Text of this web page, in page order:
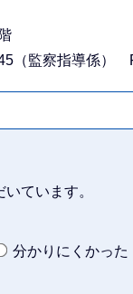
（監察指導係）
ています。
分かりにくかった